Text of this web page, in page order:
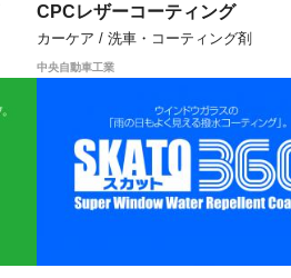
CPCレザーコーティング
カーケア / 洗車・コーティング剤
中央自動車工業